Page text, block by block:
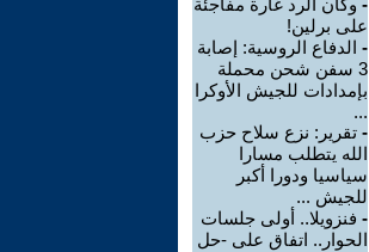
- وكان الرد غارة مفاجئة
على برلين!
- الدفاع الروسية: إصابة
3 سفن شحن محملة
بإمدادات للجيش الأوكرا
...
- تقرير: نزع سلاح حزب
الله يتطلب مسارا
سياسيا ودورا أكبر
للجيش ...
- فنزويلا.. أولى جلسات
الحوار.. اتفاق على -حل